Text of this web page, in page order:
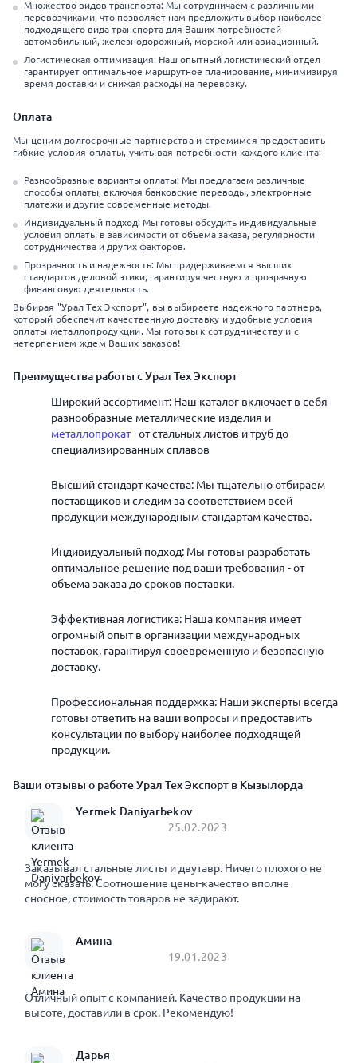
Множество видов транспорта: Мы сотрудничаем с различными
перевозчиками, что позволяет нам предложить выбор наиболее
подходящего вида транспорта для Ваших потребностей -
автомобильный, железнодорожный, морской или авиационный.
Логистическая оптимизация: Наш опытный логистический отдел
гарантирует оптимальное маршрутное планирование, минимизируя
время доставки и снижая расходы на перевозку.
Оплата
Мы ценим долгосрочные партнерства и стремимся предоставить
гибкие условия оплаты, учитывая потребности каждого клиента:
Разнообразные варианты оплаты: Мы предлагаем различные
способы оплаты, включая банковские переводы, электронные
платежи и другие современные методы.
Индивидуальный подход: Мы готовы обсудить индивидуальные
условия оплаты в зависимости от объема заказа, регулярности
сотрудничества и других факторов.
Прозрачность и надежность: Мы придерживаемся высших
стандартов деловой этики, гарантируя честную и прозрачную
финансовую деятельность.
Выбирая "Урал Тех Экспорт", вы выбираете надежного партнера,
который обеспечит качественную доставку и удобные условия
оплаты металлопродукции. Мы готовы к сотрудничеству и с
нетерпением ждем Ваших заказов!
Преимущества работы с Урал Тех Экспорт
Широкий ассортимент: Наш каталог включает в себя
разнообразные металлические изделия и
металлопрокат- от стальных листов и труб до
специализированных сплавов
Высший стандарт качества: Мы тщательно отбираем
поставщиков и следим за соответствием всей
продукции международным стандартам качества.
Индивидуальный подход: Мы готовы разработать
оптимальное решение под ваши требования - от
объема заказа до сроков поставки.
Эффективная логистика: Наша компания имеет
огромный опыт в организации международных
поставок, гарантируя своевременную и безопасную
доставку.
Профессиональная поддержка: Наши эксперты всегда
готовы ответить на ваши вопросы и предоставить
консультации по выбору наиболее подходящей
продукции.
Ваши отзывы о работе Урал Тех Экспорт в Кызылорда
Yermek Daniyarbekov
25.02.2023
Заказывал стальные листы и двутавр. Ничего плохого не
могу сказать. Соотношение цены-качество вполне
сносное, стоимость товаров не задирают.
Амина
19.01.2023
Отличный опыт с компанией. Качество продукции на
высоте, доставили в срок. Рекомендую!
Дарья